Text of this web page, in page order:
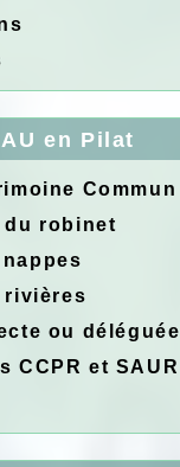
en Pilat
Commun
du robinet
rivières
ou déléguée
CCPR et SAUR